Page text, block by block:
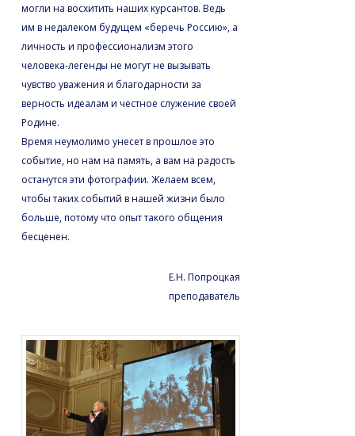
могли на восхитить наших курсантов. Ведь
им в недалеком будущем «беречь Россию», а
личность и профессионализм этого
человека-легенды не могут не вызывать
чувство уважения и благодарности за
верность идеалам и честное служение своей
Родине.
Время неумолимо унесет в прошлое это
событие, но нам на память, а вам на радость
останутся эти фотографии. Желаем всем,
чтобы таких событий в нашей жизни было
больше, потому что опыт такого общения
бесценен.
Е.Н. Попроцкая
преподаватель